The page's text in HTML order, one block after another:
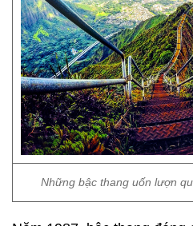
Những bậc thang uốn lượn